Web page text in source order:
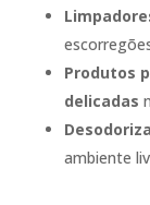
Produtos
delicadas
ambiente